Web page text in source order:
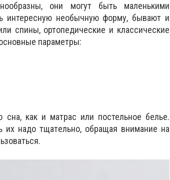
они могут быть маленькими
интересную необычную форму, бывают и
спины, ортопедические и классические
параметры:
как и матрас или постельное белье.
надо тщательно, обращая внимание на